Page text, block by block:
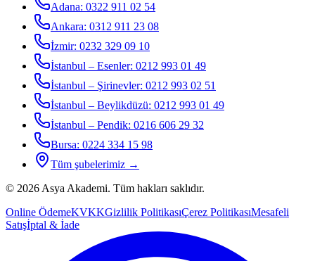
Adana: 0322 911 02 54
Ankara: 0312 911 23 08
İzmir: 0232 329 09 10
İstanbul – Esenler: 0212 993 01 49
İstanbul – Şirinevler: 0212 993 02 51
İstanbul – Beylikdüzü: 0212 993 01 49
İstanbul – Pendik: 0216 606 29 32
Bursa: 0224 334 15 98
Tüm şubelerimiz →
© 2026 Asya Akademi. Tüm hakları saklıdır.
Online ÖdemeKVKKGizlilik PolitikasıÇerez PolitikasıMesafeli
Satışİptal & İade